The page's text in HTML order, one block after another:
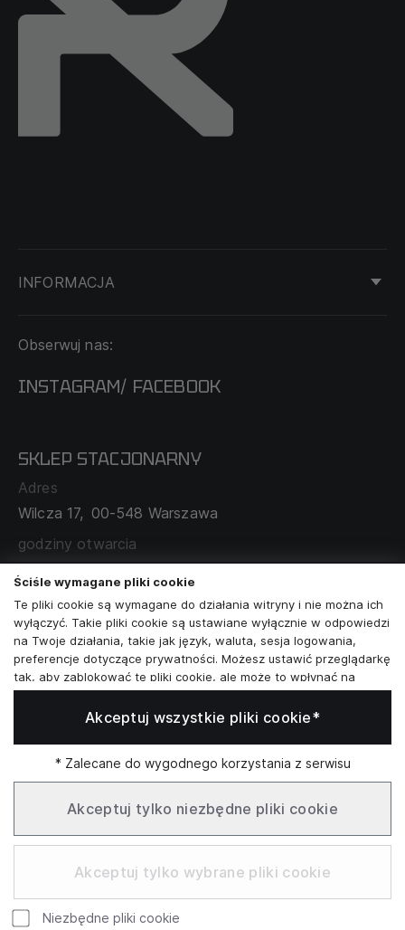
INFORMACJA
DOSTAWA I PŁATNOŚĆ
O NAS
MAPA SERWISU
ZAMÓWIENIA KORPORACYJNE
WSPÓŁPRACA Z PARTNERAMI
Obserwuj nas:
INSTAGRAM/ FACEBOOK
SKLEP STACJONARNY
Adres
Wilcza 17, 00-548 Warszawa
godziny otwarcia
poniedziałek - sobota: 11:00 - 19:00
Skontaktuj się z nami
+48573581161
info@reytel.pl
Whatsapp
Infolinia: Pn–Pt 09:00–17:00
Ściśle wymagane pliki cookie
Te pliki cookie są wymagane do działania witryny i nie można ich
wyłączyć. Takie pliki cookie są ustawiane wyłącznie w odpowiedzi
na Twoje działania, takie jak język, waluta, sesja logowania,
preferencje dotyczące prywatności. Możesz ustawić przeglądarkę
tak, aby zablokować te pliki cookie, ale może to wpłynąć na
sposób działania naszej witryny.
Analizy i statystyki
Marketing i retargeting
Te pliki cookie są zwykle ustawiane przez naszych partnerów
marketingowych i reklamowych. Mogą być przez nich
wykorzystywane do tworzenia profilu Twoich zainteresowań, a
następnie wyświetlania odpowiednich reklam. Jeśli nie zezwolisz
Twoich interesów.
Funkcjonalne pliki cookie
Te pliki cookie umożliwiają naszej witrynie oferowanie
Akceptuj wszystkie pliki cookie*
* Zalecane do wygodnego korzystania z serwisu
Akceptuj tylko niezbędne pliki cookie
Akceptuj tylko wybrane pliki cookie
Niezbędne pliki cookie